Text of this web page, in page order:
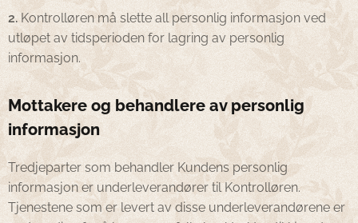
2.Kontrolløren må slette all personlig informasjon ved
utløpet av tidsperioden for lagring av personlig
informasjon.
Mottakere og behandlere av personlig
informasjon
Tredjeparter som behandler Kundens personlig
informasjon er underleverandører til Kontrolløren.
Tjenestene som er levert av disse underleverandørene er